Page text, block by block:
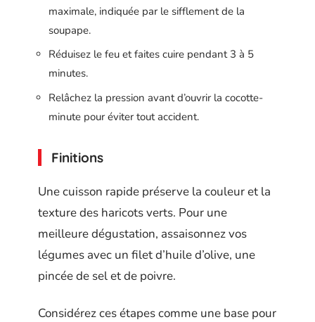
maximale, indiquée par le sifflement de la
soupape.
Réduisez le feu et faites cuire pendant 3 à 5
minutes.
Relâchez la pression avant d’ouvrir la cocotte-
minute pour éviter tout accident.
Finitions
Une cuisson rapide préserve la couleur et la
texture des haricots verts. Pour une
meilleure dégustation, assaisonnez vos
légumes avec un filet d’huile d’olive, une
pincée de sel et de poivre.
Considérez ces étapes comme une base pour